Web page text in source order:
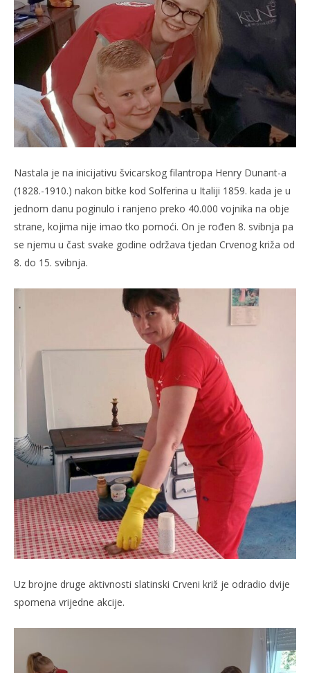
Nastala je na inicijativu švicarskog filantropa Henry Dunant-a
(1828.-1910.) nakon bitke kod Solferina u Italiji 1859. kada je u
jednom danu poginulo i ranjeno preko 40.000 vojnika na obje
strane, kojima nije imao tko pomoći. On je rođen 8. svibnja pa
se njemu u čast svake godine održava tjedan Crvenog križa od
8. do 15. svibnja.
Uz brojne druge aktivnosti slatinski Crveni križ je odradio dvije
spomena vrijedne akcije.